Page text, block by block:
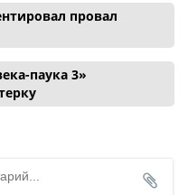
провал
паука 3»